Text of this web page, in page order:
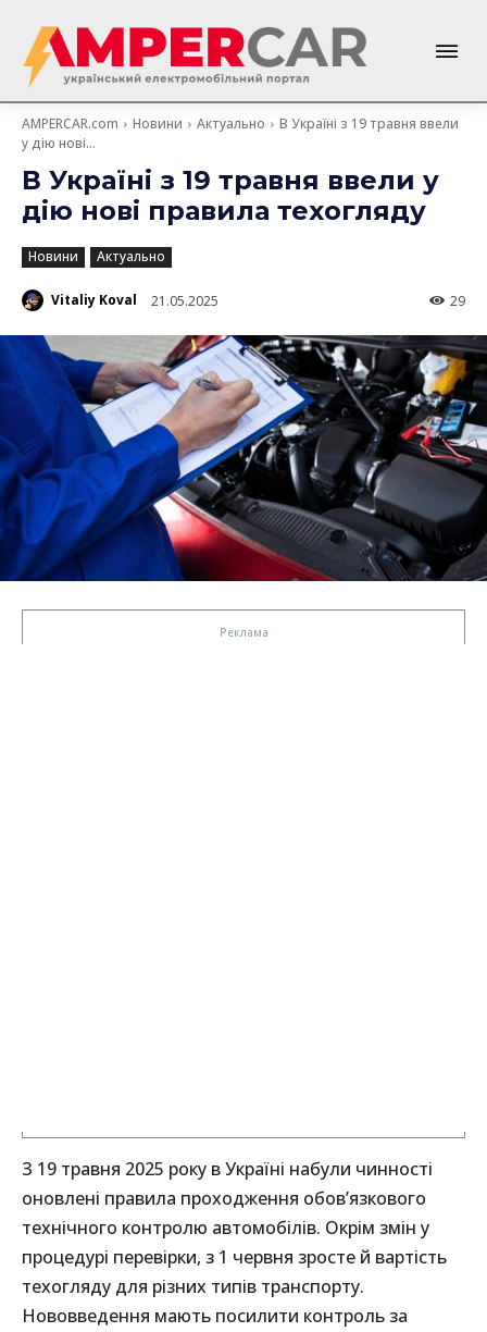
AMPERCAR.com Новини Актуально
В Україні з 19 травня ввели
у дію нові...
В Україні з 19 травня ввели у
дію нові правила техогляду
Новини Актуально
Vitaliy Koval 21.05.2025 29
З 19 травня 2025 року в Україні набули чинності
оновлені правила проходження обов’язкового
технічного контролю автомобілів. Окрім змін у
процедурі перевірки, з 1 червня зросте й вартість
техогляду для різних типів транспорту.
Нововведення мають посилити контроль за